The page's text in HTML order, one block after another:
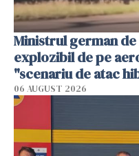
Ministrul german
explozibil de pe
"scenariu de atac
06 AUGUST 2026